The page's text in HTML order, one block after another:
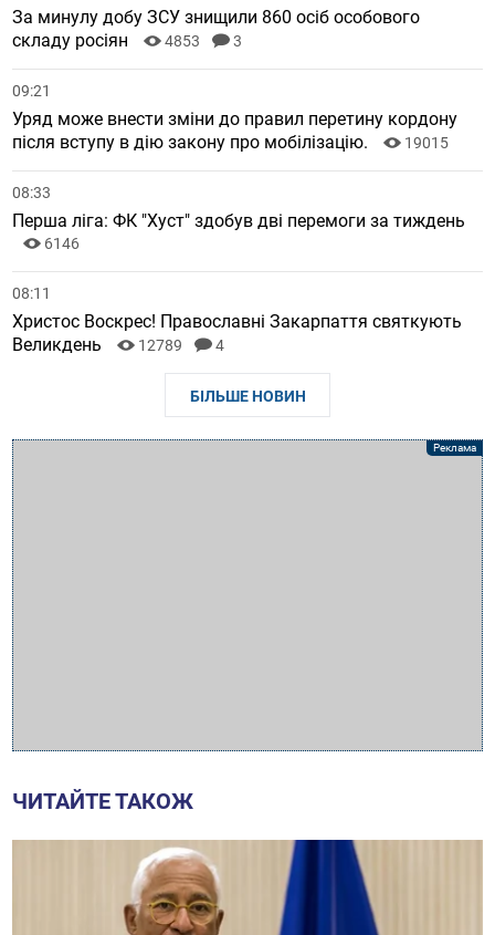
За минулу добу ЗСУ знищили 860 осіб особового
складу росіян
4853 3
09:21
Уряд може внести зміни до правил перетину кордону
після вступу в дію закону про мобілізацію.
19015
08:33
Перша ліга: ФК "Хуст" здобув дві перемоги за тиждень
6146
08:11
Христос Воскрес! Православні Закарпаття святкують
Великдень
12789 4
БІЛЬШЕ НОВИН
ЧИТАЙТЕ ТАКОЖ